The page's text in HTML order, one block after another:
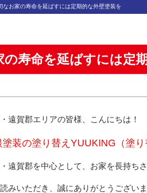
なお家の寿命を延ばすには定期的な外壁塗装を
の寿命を延ばすには定
遠賀郡エリアの皆様、こんにちは！
装の塗り替えYUUKING（塗り
遠賀郡を中心として、お家を長持ち
みいただき、誠にありがとうございま